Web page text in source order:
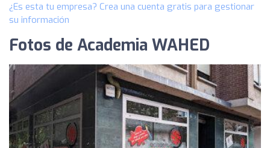
¿Es esta tu empresa? Crea una cuenta gratis para gestionar
su información
Fotos de Academia WAHED